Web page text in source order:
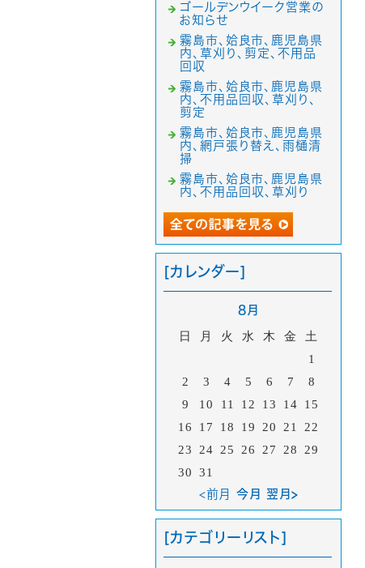
ゴールデンウイーク営業の
お知らせ
霧島市、姶良市、鹿児島県
内、草刈り、剪定、不用品
回収
霧島市、姶良市、鹿児島県
内、不用品回収、草刈り、
剪定
霧島市、姶良市、鹿児島県
内、網戸張り替え、雨樋清
掃
霧島市、姶良市、鹿児島県
内、不用品回収、草刈り
[カレンダー]
8月
日 月 火 水 木 金
土
1
2
3 4 5 6 7
8
9
10 11 12 13 14
15
16
17 18 19 20 21
22
23
24 25 26 27 28
29
30
31
<前月 今月 翌月>
[カテゴリーリスト]